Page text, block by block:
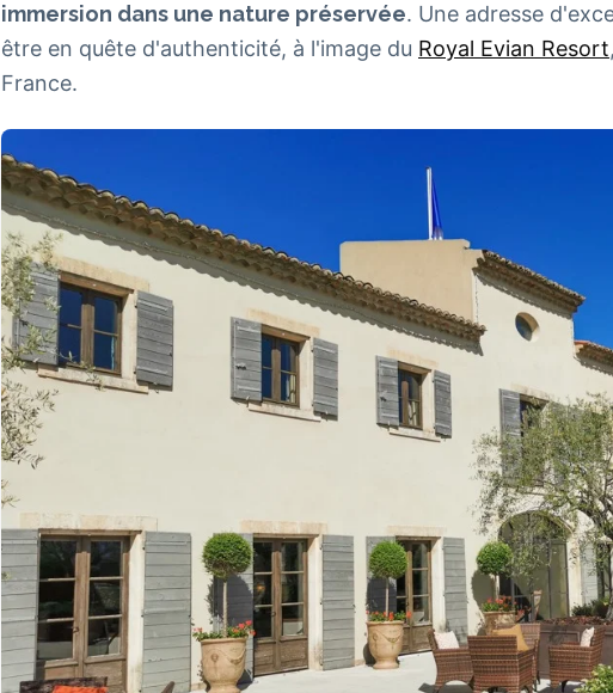
immersion dans une nature préservée. Une adresse
être en quête d'authenticité, à l'image du Royal Evian Resort
France.